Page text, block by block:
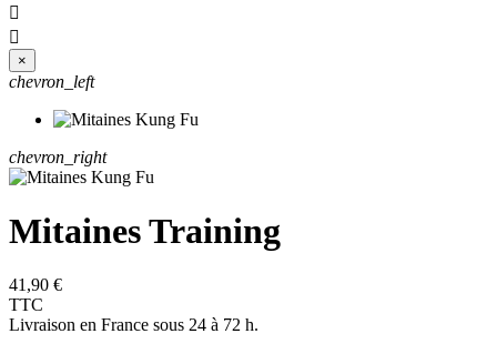


×
chevron_left
chevron_right
Mitaines Training
41,90 €
TTC
Livraison en France sous 24 à 72 h.